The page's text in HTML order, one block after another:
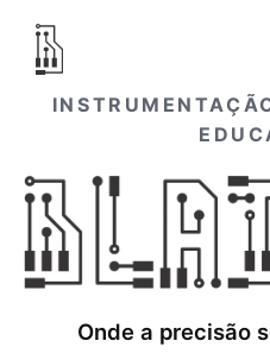
Onde a precisão